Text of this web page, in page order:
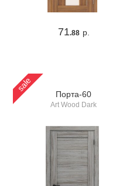
71.88 р.
sale
Порта-60
Art Wood Dark